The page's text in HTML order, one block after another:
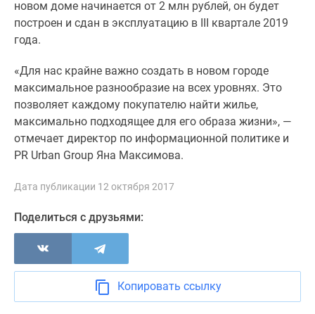
Дзен
Машино-
Апартаменты
#траншевая
ипотека
#рассрочка
ИТ-
ипотека
скидками
Видео
новом доме начинается от 2 млн рублей, он будет
построен и сдан в эксплуатацию в III квартале 2019
года.
«Для нас крайне важно создать в новом городе
максимальное разнообразие на всех уровнях. Это
позволяет каждому покупателю найти жилье,
максимально подходящее для его образа жизни», —
отмечает директор по информационной политике и
PR Urban Group Яна Максимова.
Дата публикации 12 октября 2017
Поделиться с друзьями:
Копировать ссылку